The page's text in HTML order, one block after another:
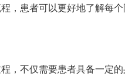
，患者可以更好地了解每
，不仅需要患者具备一定